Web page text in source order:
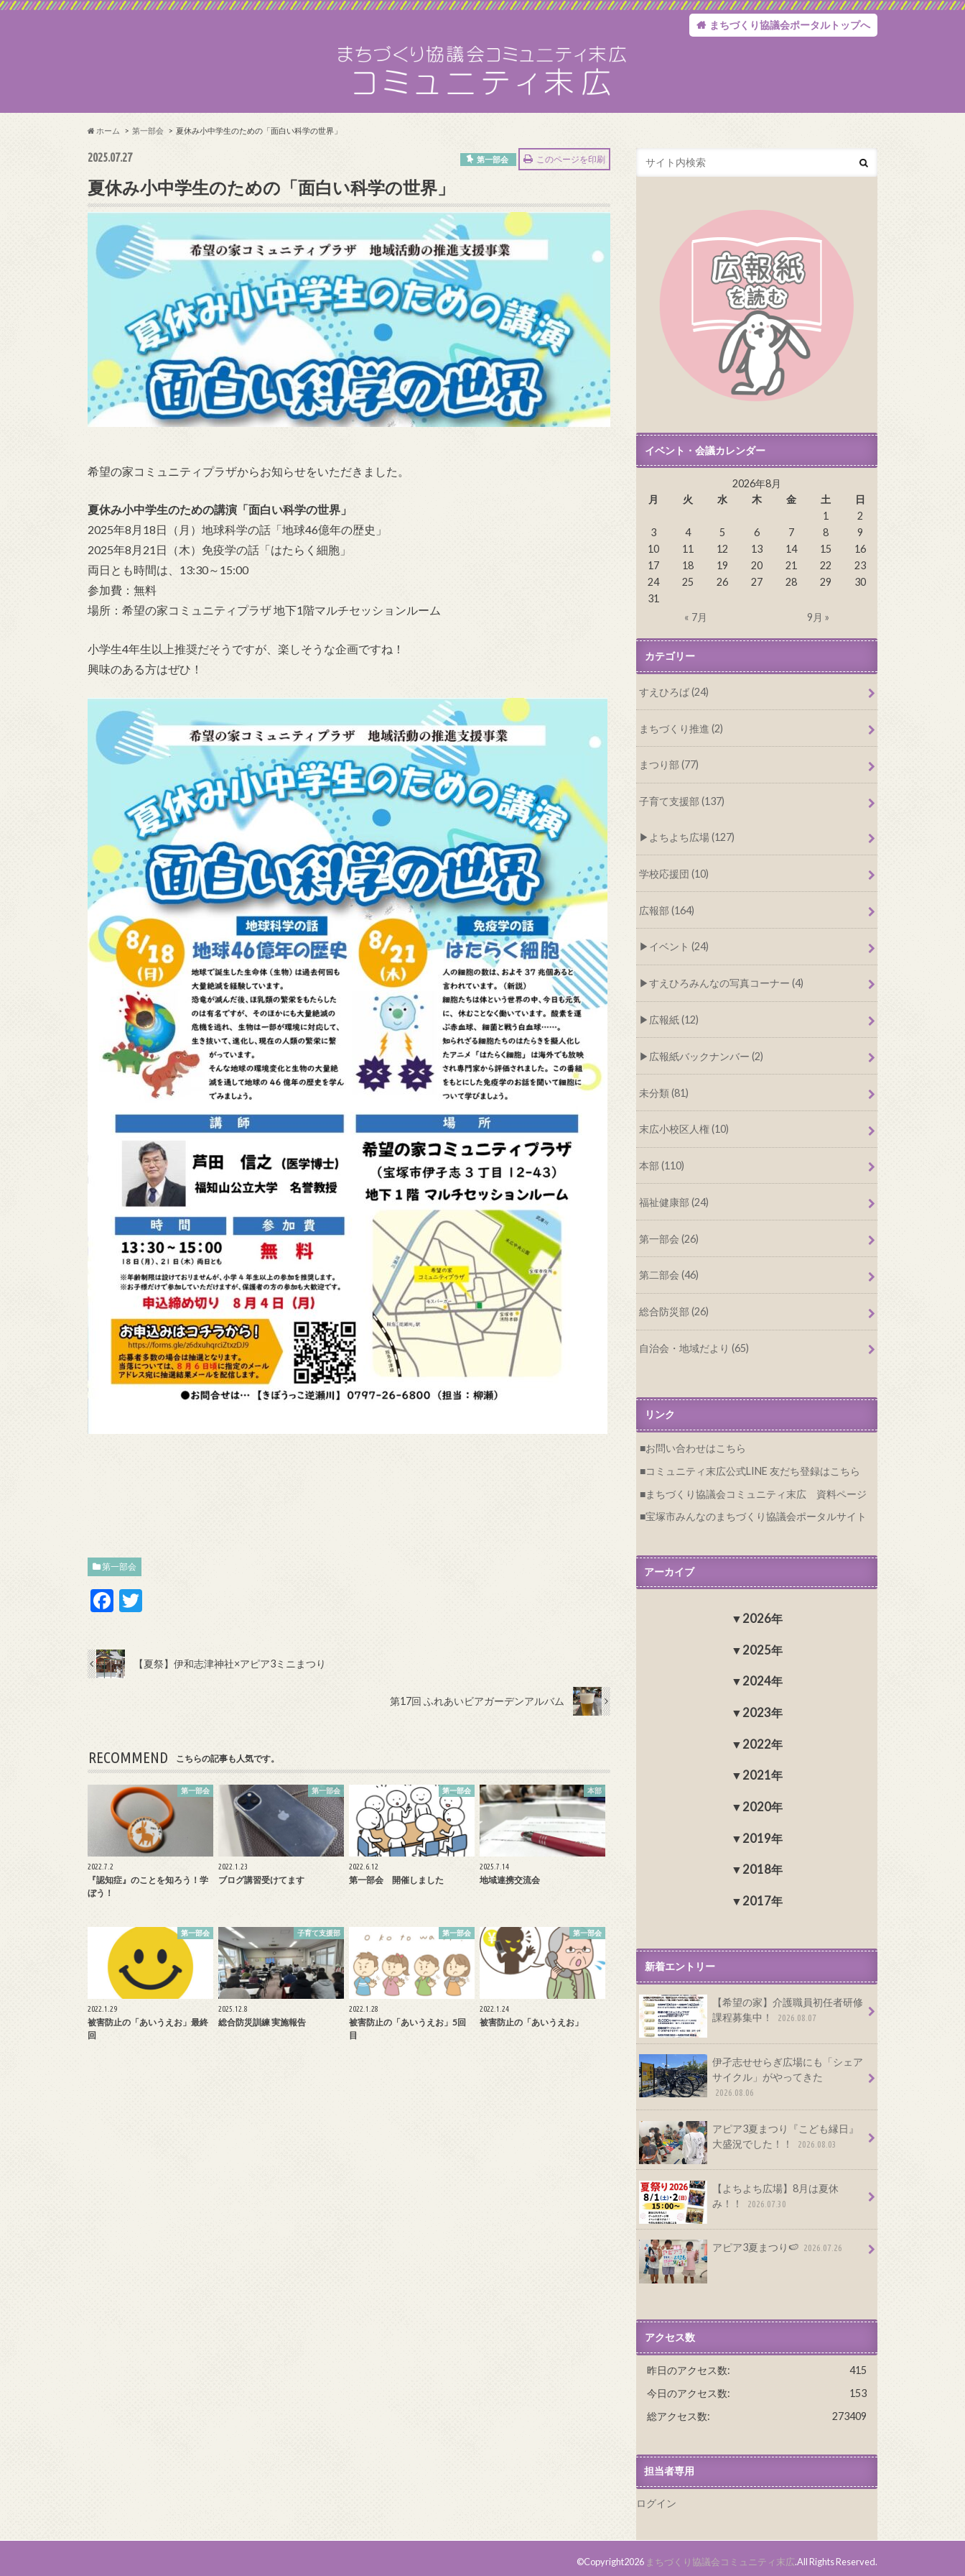
まちづくり協議会ポータルトップへ
ホーム 第一部会 夏休み小中学生のための「面白い科学の世界」
2025.07.27 第一部会 このページを印刷
夏休み小中学生のための「面白い科学の世界」
希望の家コミュニティプラザからお知らせをいただきました。
夏休み小中学生のための講演「面白い科学の世界」
2025年8月18日（月）地球科学の話「地球46億年の歴史」
2025年8月21日（木）免疫学の話「はたらく細胞」
両日とも時間は、13:30～15:00
参加費：無料
場所：希望の家コミュニティプラザ 地下1階マルチセッションルーム
小学生4年生以上推奨だそうですが、楽しそうな企画ですね！
興味のある方はぜひ！
第一部会
F
e
b
er
【夏祭】伊和志津神社×アピア3ミニまつり
第17回 ふれあいビアガーデンアルバム
RECOMMEND こちらの記事も人気です。
第一部会
2022.7.2
『認知症』のことを知ろう！学
ぼう！
第一部会
2022.1.23
ブログ講習受けてます
第一部会
2022.6.12
第一部会 開催しました
本部
2025.7.14
地域連携交流会
第一部会
2022.1.29
被害防止の「あいうえお」最終
回
子育て支援部
2025.12.8
総合防災訓練 実施報告
第一部会
2022.1.28
被害防止の「あいうえお」5回
目
第一部会
2022.1.24
被害防止の「あいうえお」
イベント・会議カレンダー
2026年8月
月
火 水 木 金 土
日
1
2
3
4 5 6 7 8
9
10
11 12 13 14 15
16
17
18 19 20 21 22
23
24
25 26 27 28 29
30
31
« 7月
9月 »
カテゴリー
すえひろば (24)
まちづくり推進 (2)
まつり部 (77)
子育て支援部 (137)
よちよち広場 (127)
学校応援団 (10)
広報部 (164)
イベント (24)
すえひろみんなの写真コーナー (4)
広報紙 (12)
広報紙バックナンバー (2)
未分類 (81)
末広小校区人権 (10)
本部 (110)
福祉健康部 (24)
第一部会 (26)
第二部会 (46)
総合防災部 (26)
自治会・地域だより (65)
リンク
お問い合わせはこちら
コミュニティ末広公式LINE 友だち登録はこちら
まちづくり協議会コミュニティ末広 資料ページ
宝塚市みんなのまちづくり協議会ポータルサイト
アーカイブ
2026年
2025年
2024年
2023年
2022年
2021年
2020年
2019年
2018年
2017年
新着エントリー
【希望の家】介護職員初任者研修
課程募集中！
2026.08.07
伊孑志せせらぎ広場にも「シェア
サイクル」がやってきた
2026.08.06
アピア3夏まつり『こども縁日』
大盛況でした！！
2026.08.03
【よちよち広場】8月は夏休
み！！
2026.07.30
アピア3夏まつり🍉 2026.07.26
アクセス数
415
昨日のアクセス数:
153
今日のアクセス数:
273409
総アクセス数:
担当者専用
ログイン
©Copyright2026 まちづくり協議会コミュニティ末広.All Rights Reserved.